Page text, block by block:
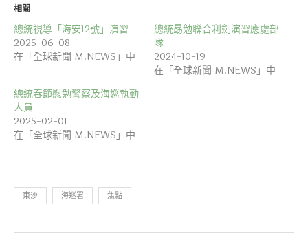
相關
總統視導「海安12號」演習
2025-06-08
在「全球新聞 M.NEWS」中
總統勗勉聯合利劍演習應處部
隊
2024-10-19
在「全球新聞 M.NEWS」中
總統春節慰勉警察及海巡執勤
人員
2025-02-01
在「全球新聞 M.NEWS」中
東沙 海巡署 焦點